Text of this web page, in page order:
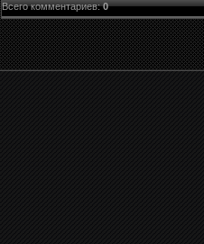
Всего комментариев:0